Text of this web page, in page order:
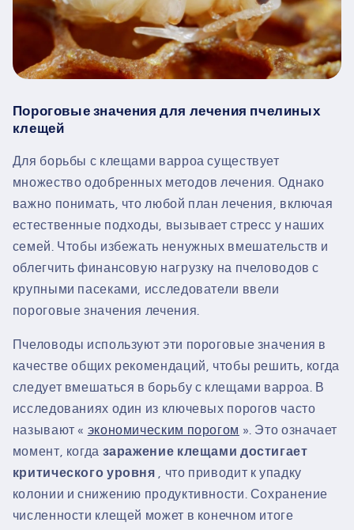
Пороговые значения для лечения пчелиных
клещей
Для борьбы с клещами варроа существует
множество одобренных методов лечения. Однако
важно понимать, что любой план лечения, включая
естественные подходы, вызывает стресс у наших
семей. Чтобы избежать ненужных вмешательств и
облегчить финансовую нагрузку на пчеловодов с
крупными пасеками, исследователи ввели
пороговые значения лечения.
Пчеловоды используют эти пороговые значения в
качестве общих рекомендаций, чтобы решить, когда
следует вмешаться в борьбу с клещами варроа. В
исследованиях один из ключевых порогов часто
называют « экономическим порогом ». Это означает
момент, когда заражение клещами достигает
критического уровня , что приводит к упадку
колонии и снижению продуктивности. Сохранение
численности клещей может в конечном итоге